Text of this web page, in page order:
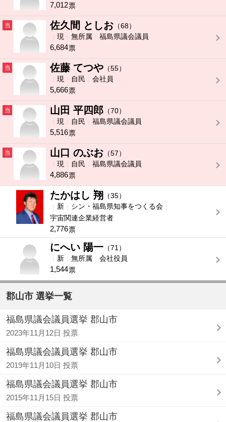
7,012票
当 佐久間 としお （68）
現
無所属 福島県議会議員
6,684票
当 佐藤 てつや （55）
現
自民 会社員
5,666票
当 山田 平四郎 （70）
現
自民 福島県議会議員
5,516票
当 山口 のぶお （57）
現
自民 福島県議会議員
4,886票
たかはし 翔
（35）
新
シン・福島県知事をつくる会
宇宙関連企業経営者
2,776票
にへい 陽一 （71）
新
無所属 会社役員
1,544票
郡山市 選挙一覧
福島県議会議員選挙 郡山市
2023年11月12日 投票
福島県議会議員選挙 郡山市
2019年11月10日 投票
福島県議会議員選挙 郡山市
2015年11月15日 投票
福島県議会議員選挙 郡山市